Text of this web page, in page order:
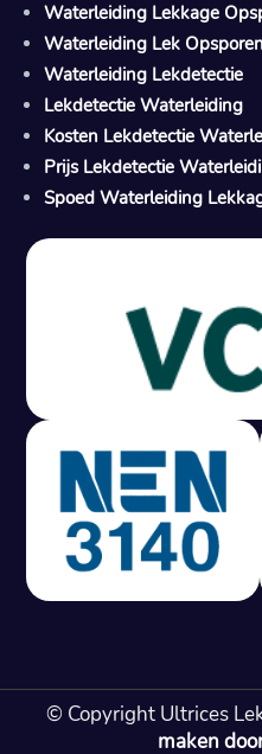
Gratis offerte in
Geen lekkage? Geen betaling.
Vast tarief van € 395,-
Rapport binnen 3
100% RIsicovrij.
Vaak vergoed door
Gratis offerte in 24
Waterleiding Lekkage
Waterleiding Lek Opsporen
Waterleiding Lekdetectie
Lekdetectie Waterleiding
Kosten Lekdetectie
Prijs Lekdetectie
Spoed Waterleiding
© Copyright Ultrices
maken